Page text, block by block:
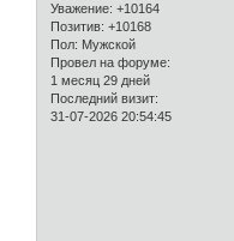
Уважение: +10164
Позитив: +10168
Пол: Мужской
Провел на форуме:
1 месяц 29 дней
Последний визит:
31-07-2026 20:54:45